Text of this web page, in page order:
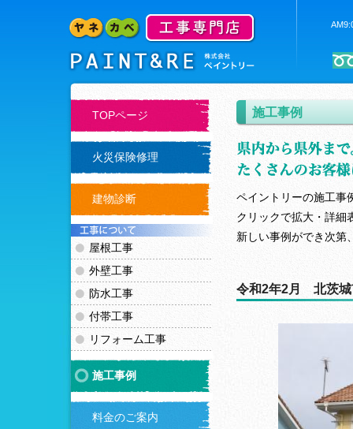
TOPページ
火災保険修理
建物診断
屋根工事
外壁工事
防水工事
付帯工事
リフォーム工事
施工事例
料金のご案内
施工事例
ペイントリーの施工事
クリックで拡大・詳細
新しい事例ができ次第
令和2年2月 北茨城